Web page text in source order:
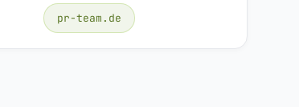
pr-team.de